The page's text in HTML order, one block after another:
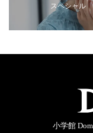
スペシャル
小学館